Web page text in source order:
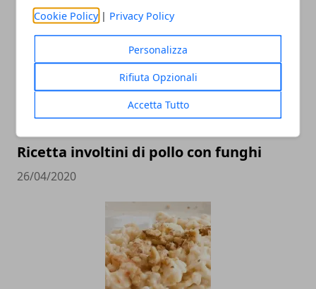
Cookie Policy | Privacy Policy
Personalizza
Rifiuta Opzionali
Accetta Tutto
Ricetta involtini di pollo con funghi
26/04/2020